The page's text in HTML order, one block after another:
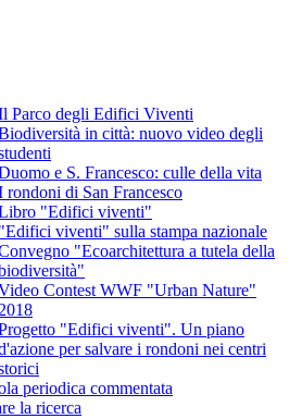
Parco degli Edifici Viventi
in città: nuovo video degli
e S. Francesco: culle della vita
rondoni di San Francesco
"Edifici viventi"
"Edifici viventi" sulla stampa nazionale
"Ecoarchitettura a tutela della
Contest WWF "Urban Nature"
2018
"Edifici viventi". Un piano
per salvare i rondoni nei centri
periodica commentata
la ricerca